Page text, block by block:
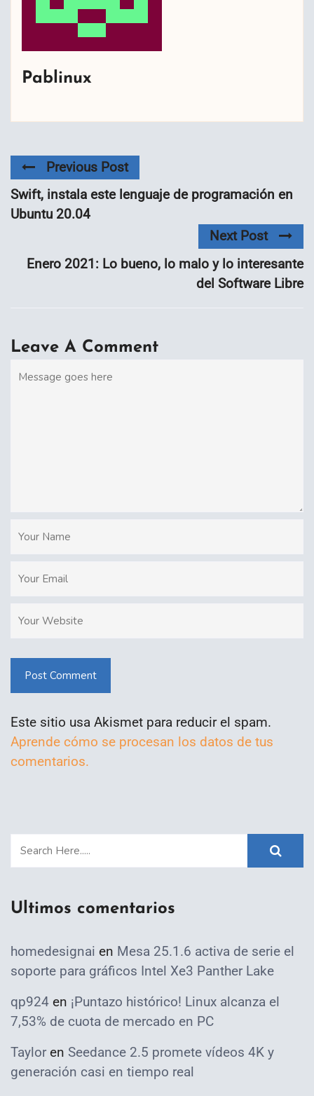
Pablinux
Previous Post
Swift, instala este lenguaje de programación en
Ubuntu 20.04
Next Post
Enero 2021: Lo bueno, lo malo y lo interesante
del Software Libre
Leave A Comment
Post Comment
Este sitio usa Akismet para reducir el spam.
Aprende cómo se procesan los datos de tus
comentarios.
Ultimos comentarios
homedesignai en Mesa 25.1.6 activa de serie el
soporte para gráficos Intel Xe3 Panther Lake
qp924 en ¡Puntazo histórico! Linux alcanza el
7,53% de cuota de mercado en PC
Taylor en Seedance 2.5 promete vídeos 4K y
generación casi en tiempo real